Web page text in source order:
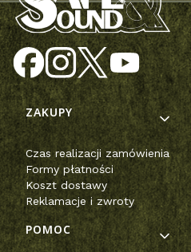
Linki w stopce
ZAKUPY
Czas realizacji zamówienia
Formy płatności
Koszt dostawy
Reklamacje i zwroty
POMOC